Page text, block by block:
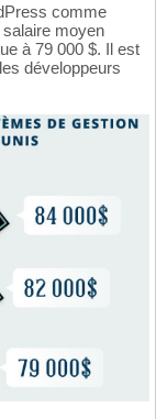
comme
moyen
à 79 000 $. Il est
développeurs